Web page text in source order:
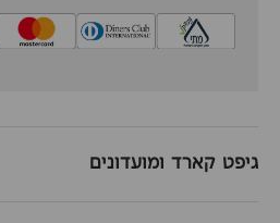
גיפט קארד ומועדונים